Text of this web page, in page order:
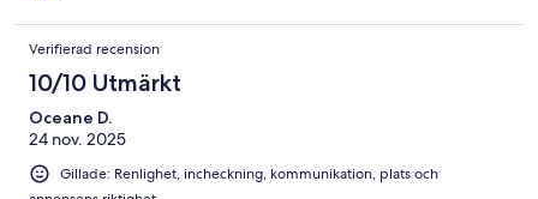
Verifierad recension
10/10 Utmärkt
Oceane D.
24 nov. 2025
Gillade: Renlighet, incheckning, kommunikation, plats och